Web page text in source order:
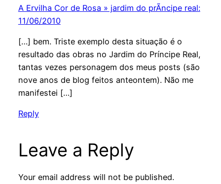
A Ervilha Cor de Rosa » jardim do prÃ­ncipe real:
11/06/2010
[…] bem. Triste exemplo desta situação é o
resultado das obras no Jardim do Príncipe Real,
tantas vezes personagem dos meus posts (são
nove anos de blog feitos anteontem). Não me
manifestei […]
Reply
Leave a Reply
Your email address will not be published.